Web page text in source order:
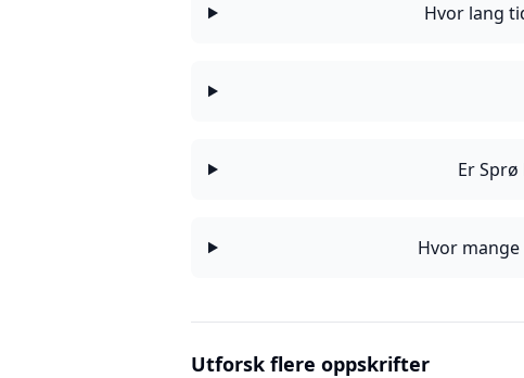
Hvor lang
Er
Hvor
Utforsk flere oppskrifter